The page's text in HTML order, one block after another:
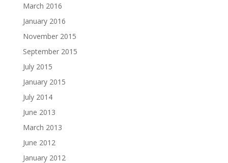
March 2016
January 2016
November 2015
September 2015
July 2015
January 2015
July 2014
June 2013
March 2013
June 2012
January 2012